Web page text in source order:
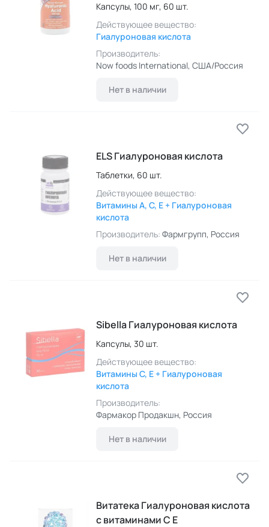
Капсулы, 100 мг, 60 шт.
Действующее вещество:
Гиалуроновая кислота
Производитель:
Now foods International, США/Россия
Нет в наличии
ELS Гиалуроновая кислота
Таблетки, 60 шт.
Действующее вещество:
Витамины A, C, E + Гиалуроновая
кислота
Производитель: Фармгрупп, Россия
Нет в наличии
Sibella Гиалуроновая кислота
Капсулы, 30 шт.
Действующее вещество:
Витамины C, E + Гиалуроновая
кислота
Производитель:
Фармакор Продакшн, Россия
Нет в наличии
Витатека Гиалуроновая кислота
с витаминами C Е